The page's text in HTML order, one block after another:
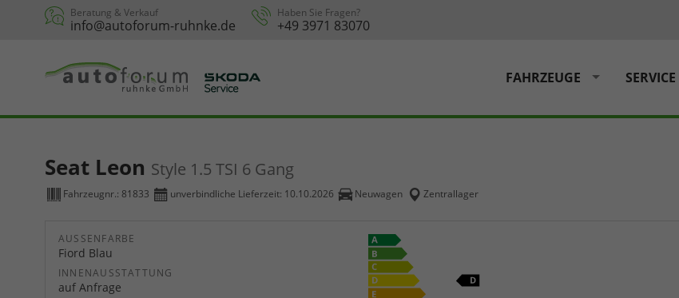
Beratung & Verkauf
info@autoforum-ruhnke.de
Haben Sie Fragen?
+49 3971 83070
FAHRZEUGE SERVICE
Seat Leon Style 1.5 TSI 6 Gang
Fahrzeugnr.: 81833 unverbindliche Lieferzeit: 10.10.2026 Neuwagen Zentrallager
AUSSENFARBE
Fiord Blau
INNENAUSSTATTUNG
auf Anfrage